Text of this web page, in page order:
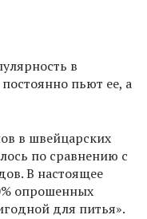
в
пьют ее, а
в швейцарских
по сравнению с
В настоящее
опрошенных
для питья».